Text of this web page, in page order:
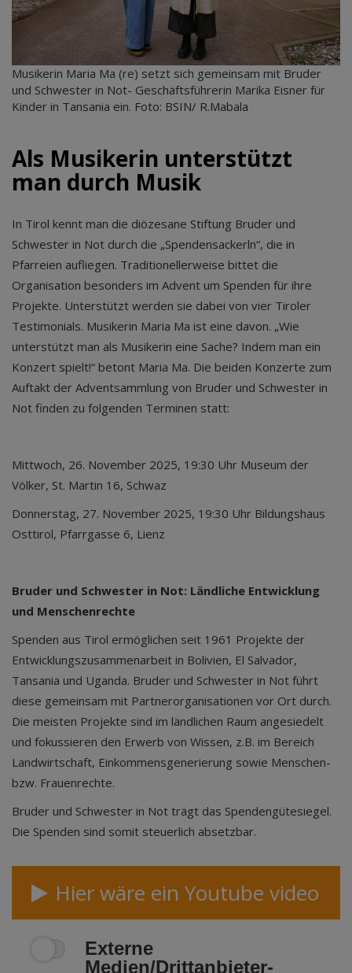
Musikerin Maria Ma (re) setzt sich gemeinsam mit Bruder
und Schwester in Not- Geschäftsführerin Marika Eisner für
Kinder in Tansania ein. Foto: BSIN/ R.Mabala
Als Musikerin unterstützt
man durch Musik
In Tirol kennt man die diözesane Stiftung Bruder und
Schwester in Not durch die „Spendensackerln“, die in
Pfarreien aufliegen. Traditionellerweise bittet die
Organisation besonders im Advent um Spenden für ihre
Projekte. Unterstützt werden sie dabei von vier Tiroler
Testimonials. Musikerin Maria Ma ist eine davon. „Wie
unterstützt man als Musikerin eine Sache? Indem man ein
Konzert spielt!“ betont Maria Ma. Die beiden Konzerte zum
Auftakt der Adventsammlung von Bruder und Schwester in
Not finden zu folgenden Terminen statt:
Mittwoch, 26. November 2025, 19:30 Uhr Museum der
Völker, St. Martin 16, Schwaz
Donnerstag, 27. November 2025, 19:30 Uhr Bildungshaus
Osttirol, Pfarrgasse 6, Lienz
Bruder und Schwester in Not: Ländliche Entwicklung
und Menschenrechte
Spenden aus Tirol ermöglichen seit 1961 Projekte der
Entwicklungszusammenarbeit in Bolivien, El Salvador,
Tansania und Uganda. Bruder und Schwester in Not führt
diese gemeinsam mit Partnerorganisationen vor Ort durch.
Die meisten Projekte sind im ländlichen Raum angesiedelt
und fokussieren den Erwerb von Wissen, z.B. im Bereich
Landwirtschaft, Einkommensgenerierung sowie Menschen-
bzw. Frauenrechte.
Bruder und Schwester in Not trägt das Spendengütesiegel.
Die Spenden sind somit steuerlich absetzbar.
Hier wäre ein Youtube video
Externe
Medien/Drittanbieter-